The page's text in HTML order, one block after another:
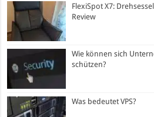
FlexiSpot X7:
Review
Wie können sich
schützen?
Was bedeutet VPS?